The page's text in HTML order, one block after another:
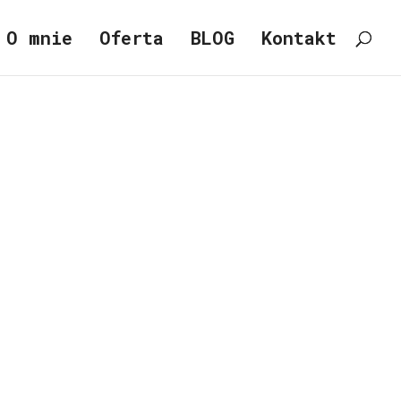
O mnie Oferta BLOG Kontakt